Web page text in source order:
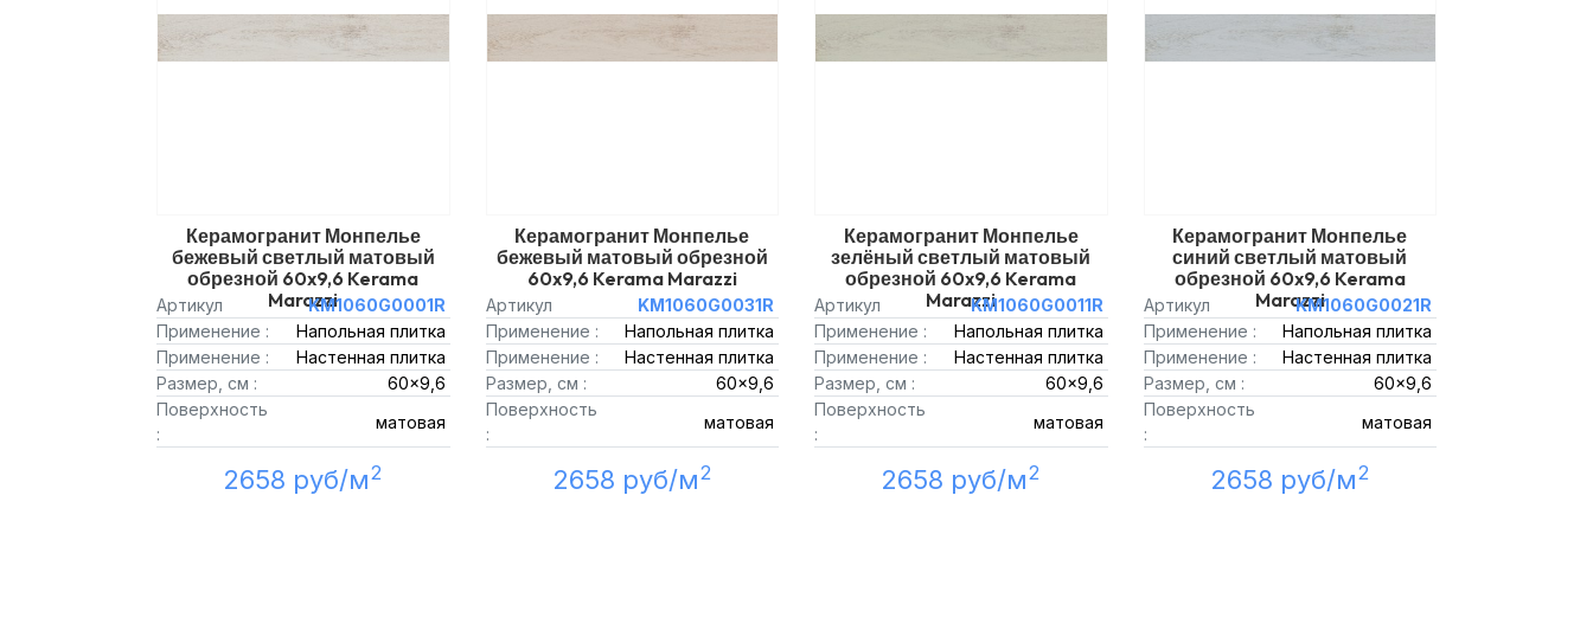
Керамогранит Монпелье
бежевый светлый матовый
обрезной 60x9,6 Kerama
Marazzi
Артикул
KM1060G0001R
Применение :
Напольная плитка
Применение :
Настенная плитка
Размер, см :
60x9,6
Поверхность
:
матовая
2658 руб/м2
Керамогранит Монпелье
бежевый матовый обрезной
60x9,6 Kerama Marazzi
Артикул
KM1060G0031R
Применение :
Напольная плитка
Применение :
Настенная плитка
Размер, см :
60x9,6
Поверхность
:
матовая
2658 руб/м2
Керамогранит Монпелье
зелёный светлый матовый
обрезной 60x9,6 Kerama
Marazzi
Артикул
KM1060G0011R
Применение :
Напольная плитка
Применение :
Настенная плитка
Размер, см :
60x9,6
Поверхность
:
матовая
2658 руб/м2
Керамогранит Монпелье
синий светлый матовый
обрезной 60x9,6 Kerama
Marazzi
Артикул
KM1060G0021R
Применение :
Напольная плитка
Применение :
Настенная плитка
Размер, см :
60x9,6
Поверхность
:
матовая
2658 руб/м2